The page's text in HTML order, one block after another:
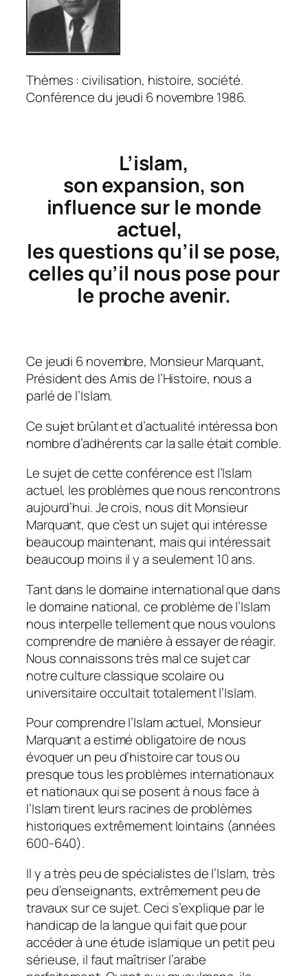
Thèmes : civilisation, histoire, société.
Conférence du jeudi 6 novembre 1986.
L’islam,
son expansion, son
influence sur le monde
actuel,
les questions qu’il se pose,
celles qu’il nous pose pour
le proche avenir.
Ce jeudi 6 novembre, Monsieur Marquant,
Président des Amis de l’Histoire, nous a
parlé de l’Islam.
Ce sujet brûlant et d’actualité intéressa bon
nombre d’adhérents car la salle était comble.
Le sujet de cette conférence est l’Islam
actuel, les problèmes que nous rencontrons
aujourd’hui. Je crois, nous dit Monsieur
Marquant, que c’est un sujet qui intéresse
beaucoup maintenant, mais qui intéressait
beaucoup moins il y a seulement 10 ans.
Tant dans le domaine international que dans
le domaine national, ce problème de l’Islam
nous interpelle tellement que nous voulons
comprendre de manière à essayer de réagir.
Nous connaissons très mal ce sujet car
notre culture classique scolaire ou
universitaire occultait totalement l’Islam.
Pour comprendre l’Islam actuel, Monsieur
Marquant a estimé obligatoire de nous
évoquer un peu d’histoire car tous ou
presque tous les problèmes internationaux
et nationaux qui se posent à nous face à
l’Islam tirent leurs racines de problèmes
historiques extrêmement lointains (années
600-640).
Il y a très peu de spécialistes de l’Islam, très
peu d’enseignants, extrêmement peu de
travaux sur ce sujet. Ceci s’explique par le
handicap de la langue qui fait que pour
accéder à une étude islamique un petit peu
sérieuse, il faut maîtriser l’arabe